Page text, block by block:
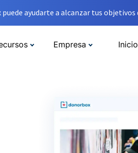
ayudarte a alcanzar tus objetivos
Empresa